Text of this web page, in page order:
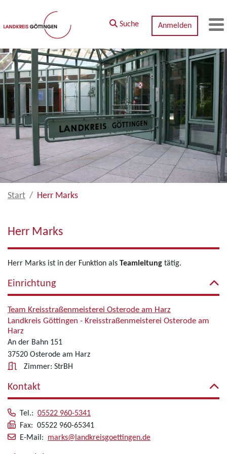
Zum Hauptinhalt springen
Suche
Anmelden
Start Herr Marks
Herr Marks
Herr Marks ist in der Funktion als Teamleitung tätig.
Einrichtung
Team Kreisstraßenmeisterei Osterode am Harz
Landkreis Göttingen - Kreisstraßenmeisterei Osterode am
Harz
An der Bahn 151
37520 Osterode am Harz
Zimmer: StrBH
Kontakt
Tel.: 05522 960-5341
Fax: 05522 960-65341
E-Mail: marks@landkreisgoettingen.de